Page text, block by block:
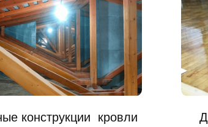
конструкции кровли